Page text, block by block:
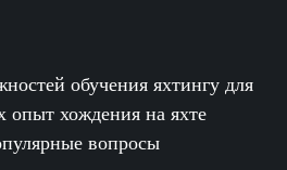
обучения яхтингу для
хождения на яхте
вопросы